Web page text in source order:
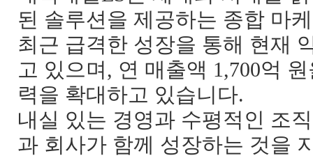
된 솔루션을 제공하는 종합 마
최근 급격한 성장을 통해 현재
고 있으며 , 연 매출액 1,700억
력을 확대하고 있습니다.
내실 있는 경영과 수평적인 조
과 회사가 함께 성장하는 것을